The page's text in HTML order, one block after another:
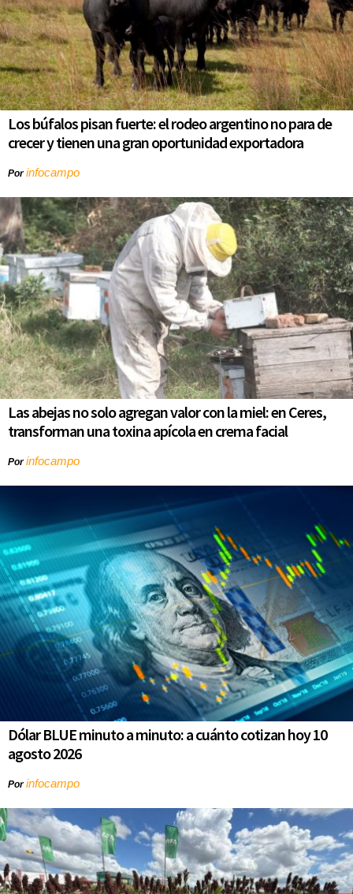
Los búfalos pisan fuerte: el rodeo argentino no para de
crecer y tienen una gran oportunidad exportadora
Porinfocampo
Las abejas no solo agregan valor con la miel: en Ceres,
transforman una toxina apícola en crema facial
Porinfocampo
Dólar BLUE minuto a minuto: a cuánto cotizan hoy 10
agosto 2026
Porinfocampo